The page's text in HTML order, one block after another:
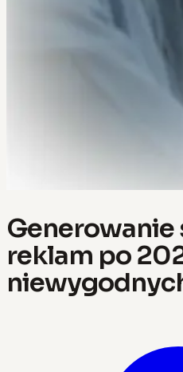
reklam po